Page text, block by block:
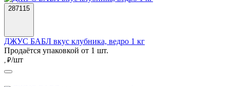
287115
ДЖУС БАБЛ вкус клубника, ведро 1 кг
Продаётся упаковкой от 1 шт.
, ₽/шт